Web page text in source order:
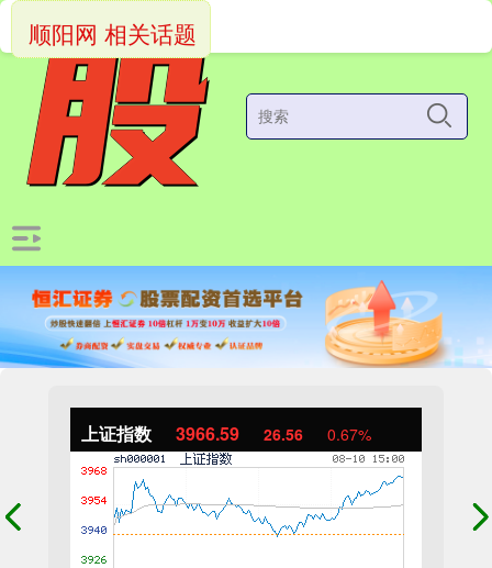
上证指数 3966.59 26.56 0.67%
顺阳网 相关话题